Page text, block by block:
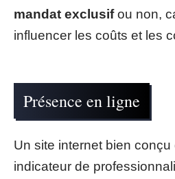
mandat exclusifou non,
influencer les coûts et les
Présence en ligne
Un site internet bien conçu
indicateur de